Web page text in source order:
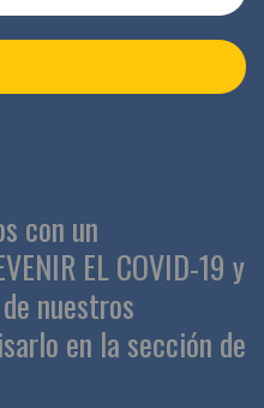
con un
EL COVID-19 y
nuestros
en la sección de